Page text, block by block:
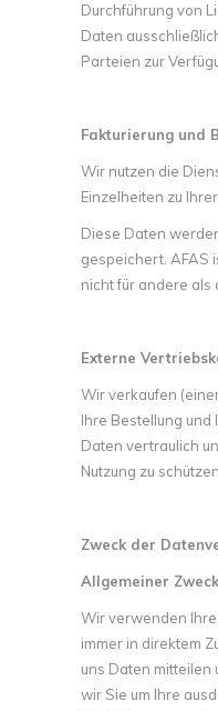
Durchführung von
Daten
Parteien zur
Fakturierung und
Wir nutzen die
Einzelheiten zu
Diese Daten
gespeichert. AFAS
nicht für andere als
Externe
Wir verkaufen
Ihre Bestellung
Daten vertraulich
Nutzung zu
Zweck der
Allgemeiner
Wir verwenden
immer in direktem
uns Daten mitteilen
wir Sie um Ihre